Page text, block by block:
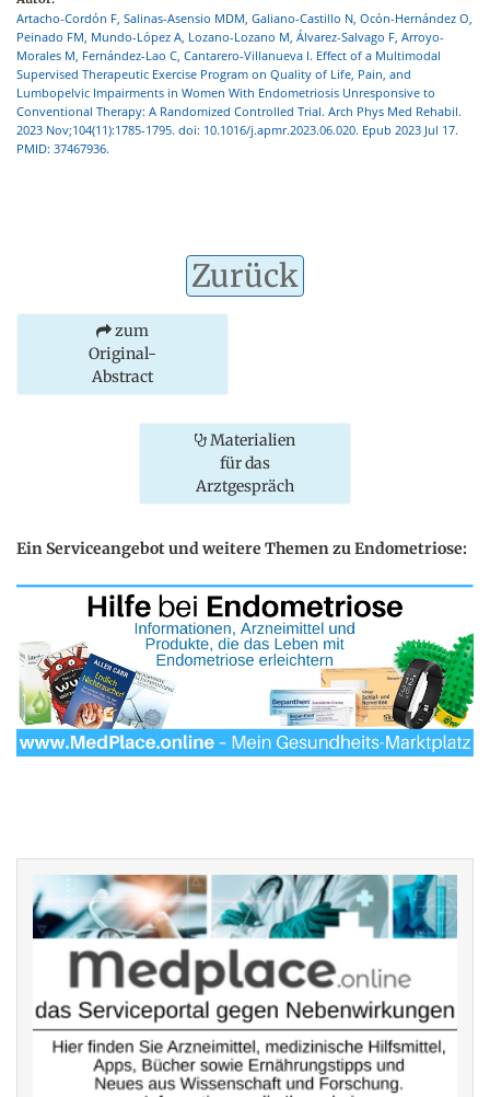
Artacho-Cordón F, Salinas-Asensio MDM, Galiano-Castillo N, Ocón-Hernández O,
Peinado FM, Mundo-López A, Lozano-Lozano M, Álvarez-Salvago F, Arroyo-
Morales M, Fernández-Lao C, Cantarero-Villanueva I. Effect of a Multimodal
Supervised Therapeutic Exercise Program on Quality of Life, Pain, and
Lumbopelvic Impairments in Women With Endometriosis Unresponsive to
Conventional Therapy: A Randomized Controlled Trial. Arch Phys Med Rehabil.
2023 Nov;104(11):1785-1795. doi: 10.1016/j.apmr.2023.06.020. Epub 2023 Jul 17.
PMID: 37467936.
Zurück
zum
Original-
Abstract
Materialien
für das
Arztgespräch
Ein Serviceangebot und weitere Themen zu Endometriose: